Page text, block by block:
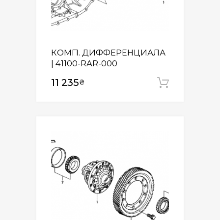
КОМП. ДИФФЕРЕНЦИАЛА
| 41100-RAR-000
11 235₴